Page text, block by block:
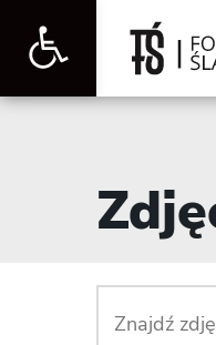
Otwórz
narzędzi